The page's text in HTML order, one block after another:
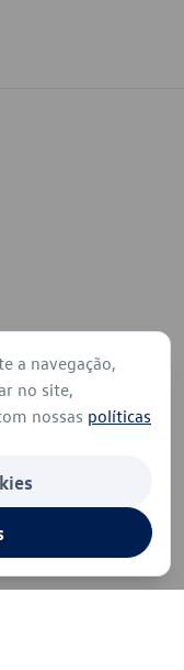
a navegação,
no site,
nossas políticas